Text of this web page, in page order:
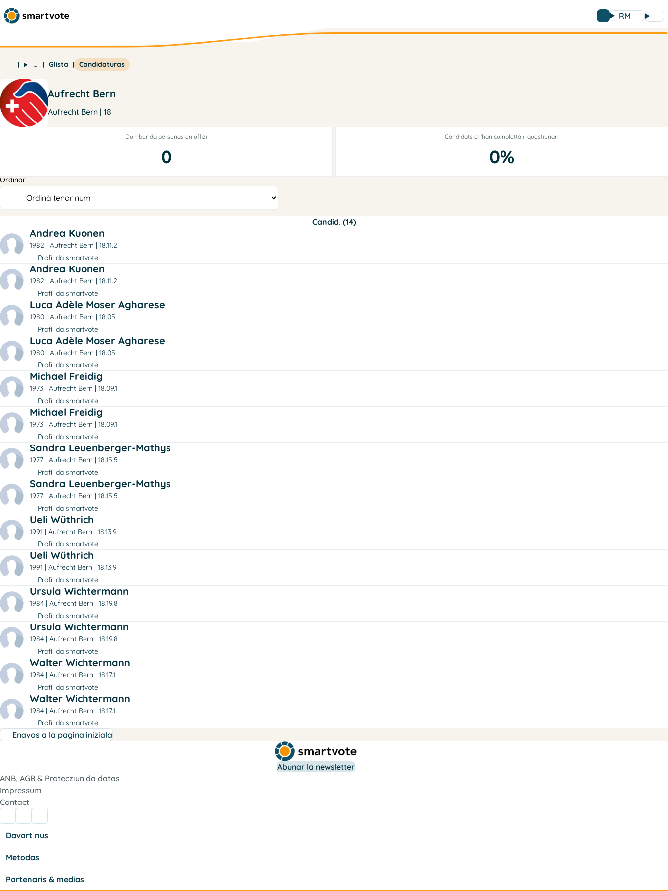
RM
… Glista Candidaturas
Aufrecht Bern
Aufrecht Bern | 18
Dumber da persunas en uffizi
0
Candidats ch'han cumplettà il questiunari
0%
Ordinar
Candid. (14)
Andrea Kuonen
1982 Aufrecht Bern
18.11.2
Profil da smartvote
Andrea Kuonen
1982 Aufrecht Bern
18.11.2
Profil da smartvote
Luca Adèle Moser Agharese
1980 Aufrecht Bern
18.05
Profil da smartvote
Luca Adèle Moser Agharese
1980 Aufrecht Bern
18.05
Profil da smartvote
Michael Freidig
1973 Aufrecht Bern
18.09.1
Profil da smartvote
Michael Freidig
1973 Aufrecht Bern
18.09.1
Profil da smartvote
Sandra Leuenberger-Mathys
1977 Aufrecht Bern
18.15.5
Profil da smartvote
Sandra Leuenberger-Mathys
1977 Aufrecht Bern
18.15.5
Profil da smartvote
Ueli Wüthrich
1991 Aufrecht Bern
18.13.9
Profil da smartvote
Ueli Wüthrich
1991 Aufrecht Bern
18.13.9
Profil da smartvote
Ursula Wichtermann
1984 Aufrecht Bern
18.19.8
Profil da smartvote
Ursula Wichtermann
1984 Aufrecht Bern
18.19.8
Profil da smartvote
Walter Wichtermann
1984 Aufrecht Bern
18.17.1
Profil da smartvote
Walter Wichtermann
1984 Aufrecht Bern
18.17.1
Profil da smartvote
Enavos a la pagina iniziala
Abunar la newsletter
ANB, AGB & Protecziun da datas
Impressum
Contact
Davart nus
Metodas
Partenaris & medias